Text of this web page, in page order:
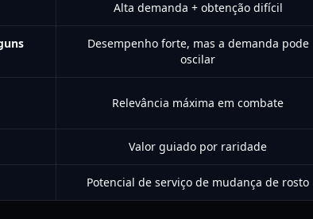
Alta demanda + obtenção difícil
Desempenho forte, mas a demanda pode
oscilar
Relevância máxima em combate
Valor guiado por raridade
Potencial de serviço de mudança de rosto